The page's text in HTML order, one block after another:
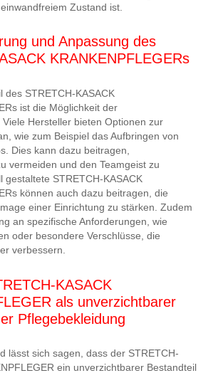
Zustand ist.
und Anpassung des
KRANKENPFLEGERs
des STRETCH-KASACK
ist die Möglichkeit der
Hersteller bieten Optionen zur
wie zum Beispiel das Aufbringen von
Dies kann dazu beitragen,
vermeiden und den Teamgeist zu
gestaltete STRETCH-KASACK
können auch dazu beitragen, die
einer Einrichtung zu stärken. Zudem
an spezifische Anforderungen, wie
oder besondere Verschlüsse, die
verbessern.
KASACK
als unverzichtbarer
Pflegebekleidung
lässt sich sagen, dass der STRETCH-
ein unverzichtbarer Bestandteil